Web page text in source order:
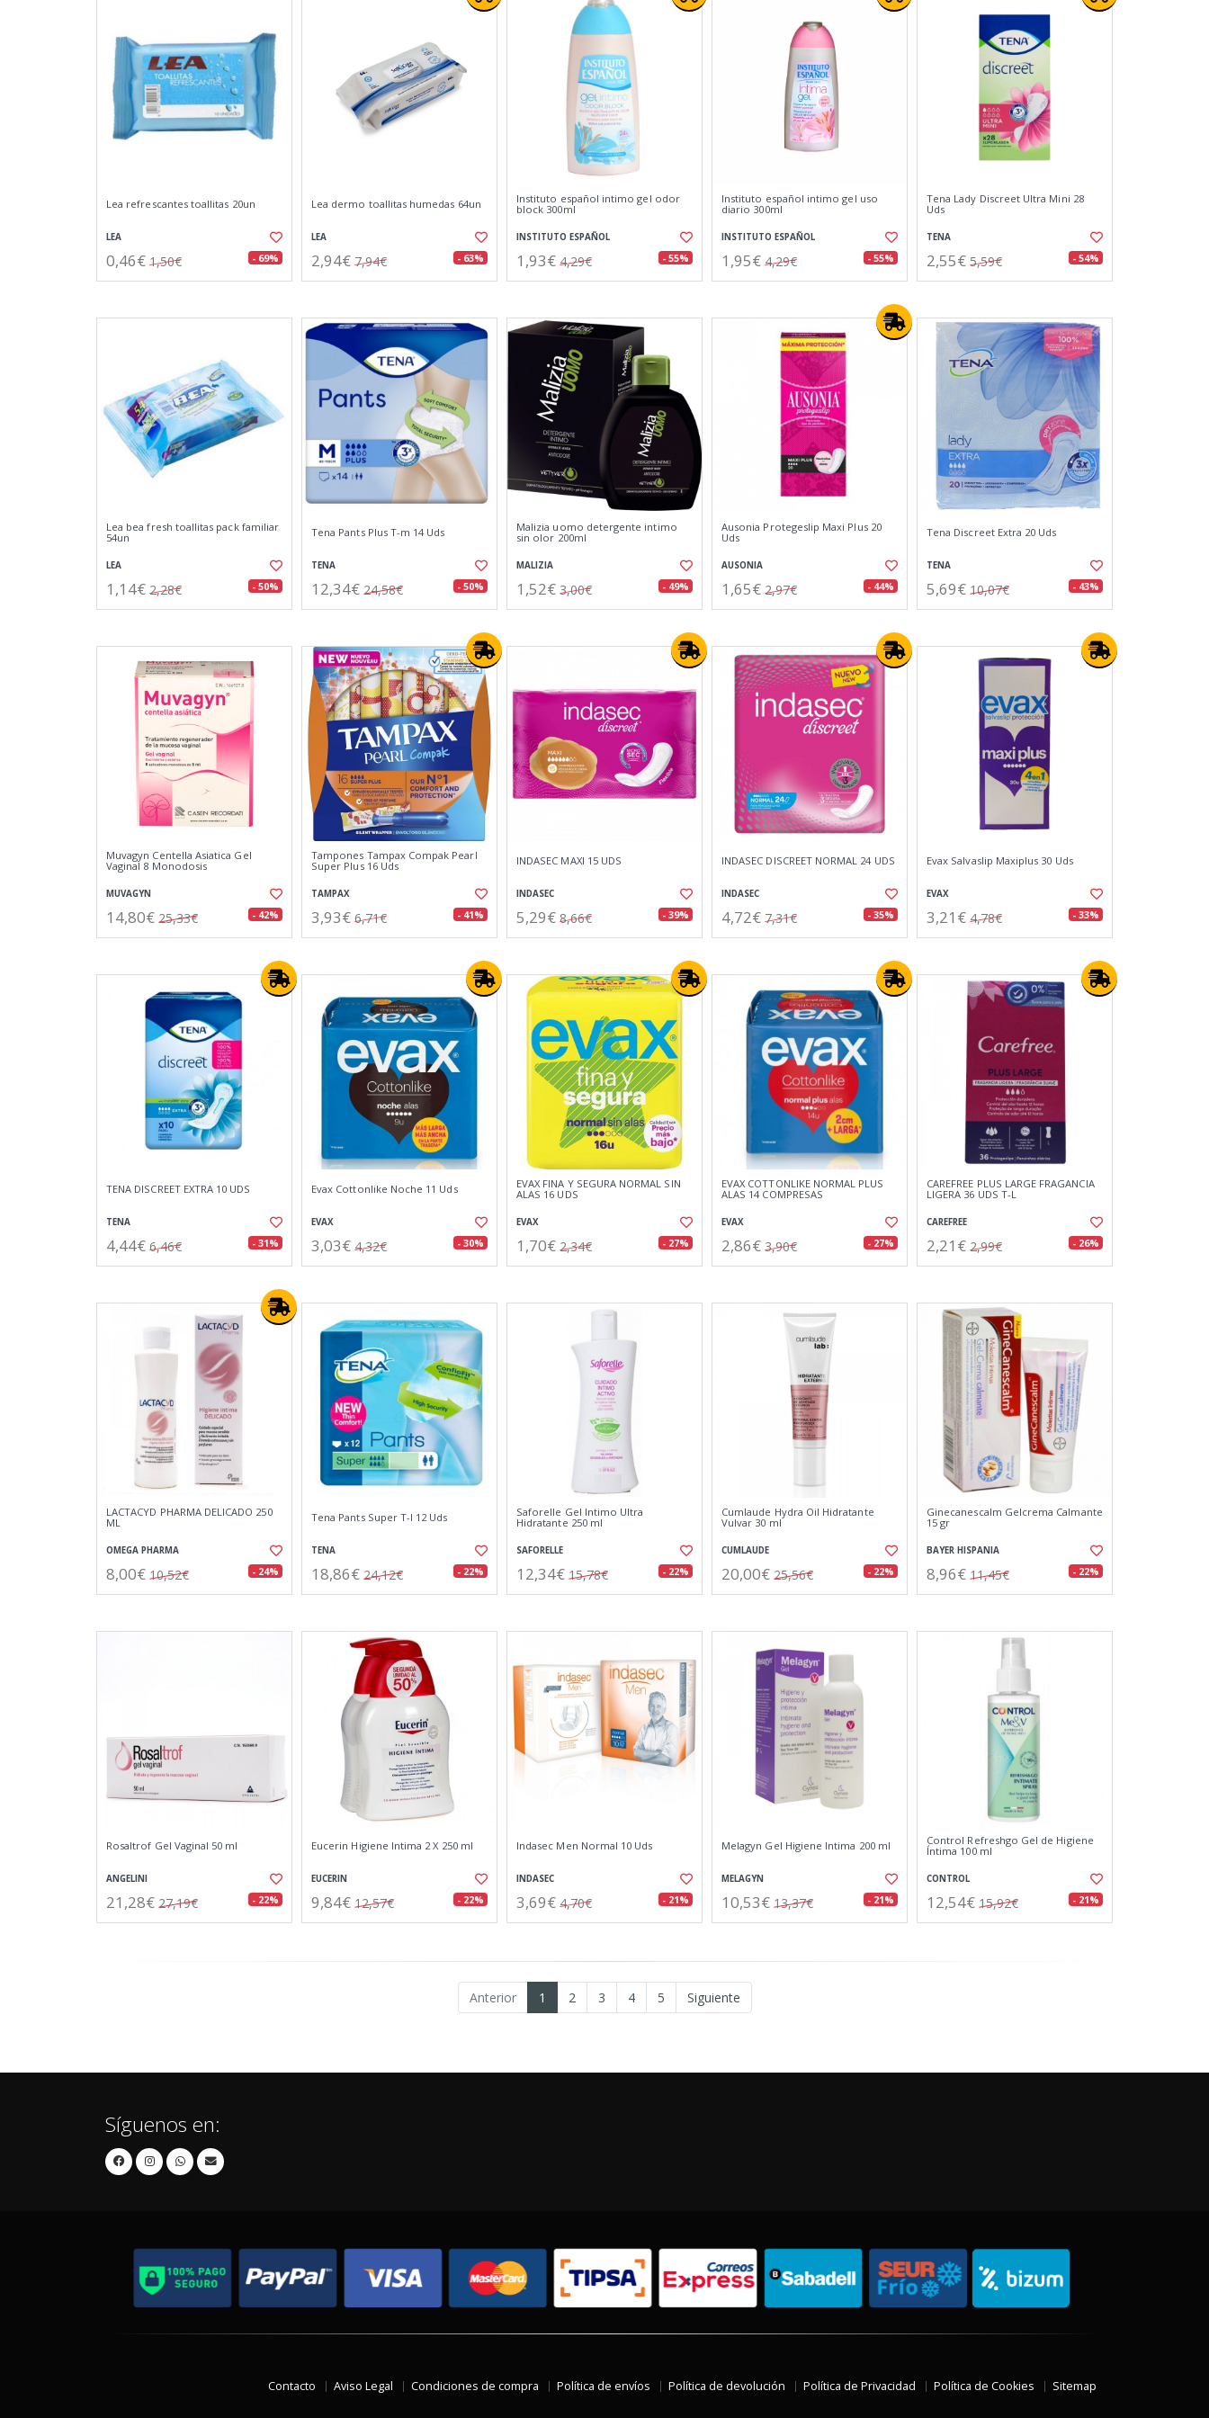
Lea refrescantes toallitas 20un
LEA
0,46€ 1,50€ - 69%
Lea dermo toallitas humedas 64un
LEA
2,94€ 7,94€ - 63%
Instituto español intimo gel odor
block 300ml
INSTITUTO ESPAÑOL
1,93€ 4,29€ - 55%
Instituto español intimo gel uso
diario 300ml
INSTITUTO ESPAÑOL
1,95€ 4,29€ - 55%
Tena Lady Discreet Ultra Mini 28
Uds
TENA
2,55€ 5,59€ - 54%
Lea bea fresh toallitas pack familiar
54un
LEA
1,14€ 2,28€ - 50%
Tena Pants Plus T-m 14 Uds
TENA
12,34€ 24,58€ - 50%
Malizia uomo detergente intimo
sin olor 200ml
MALIZIA
1,52€ 3,00€ - 49%
Ausonia Protegeslip Maxi Plus 20
Uds
AUSONIA
1,65€ 2,97€ - 44%
Tena Discreet Extra 20 Uds
TENA
5,69€ 10,07€ - 43%
Muvagyn Centella Asiatica Gel
Vaginal 8 Monodosis
MUVAGYN
14,80€ 25,33€ - 42%
Tampones Tampax Compak Pearl
Super Plus 16 Uds
TAMPAX
3,93€ 6,71€ - 41%
INDASEC MAXI 15 UDS
INDASEC
5,29€ 8,66€ - 39%
INDASEC DISCREET NORMAL 24 UDS
INDASEC
4,72€ 7,31€ - 35%
Evax Salvaslip Maxiplus 30 Uds
EVAX
3,21€ 4,78€ - 33%
TENA DISCREET EXTRA 10 UDS
TENA
4,44€ 6,46€ - 31%
Evax Cottonlike Noche 11 Uds
EVAX
3,03€ 4,32€ - 30%
EVAX FINA Y SEGURA NORMAL SIN
ALAS 16 UDS
EVAX
1,70€ 2,34€ - 27%
EVAX COTTONLIKE NORMAL PLUS
ALAS 14 COMPRESAS
EVAX
2,86€ 3,90€ - 27%
CAREFREE PLUS LARGE FRAGANCIA
LIGERA 36 UDS T-L
CAREFREE
2,21€ 2,99€ - 26%
LACTACYD PHARMA DELICADO 250
ML
OMEGA PHARMA
8,00€ 10,52€ - 24%
Tena Pants Super T-l 12 Uds
TENA
18,86€ 24,12€ - 22%
Saforelle Gel Intimo Ultra
Hidratante 250 ml
SAFORELLE
12,34€ 15,78€ - 22%
Cumlaude Hydra Oil Hidratante
Vulvar 30 ml
CUMLAUDE
20,00€ 25,56€ - 22%
Ginecanescalm Gelcrema Calmante
15 gr
BAYER HISPANIA
8,96€ 11,45€ - 22%
Rosaltrof Gel Vaginal 50 ml
ANGELINI
21,28€ 27,19€ - 22%
Eucerin Higiene Intima 2 X 250 ml
EUCERIN
9,84€ 12,57€ - 22%
Indasec Men Normal 10 Uds
INDASEC
3,69€ 4,70€ - 21%
Melagyn Gel Higiene Intima 200 ml
MELAGYN
10,53€ 13,37€ - 21%
Control Refreshgo Gel de Higiene
Íntima 100 ml
CONTROL
12,54€ 15,92€ - 21%
Anterior 1 2 3 4 5 Siguiente
Síguenos en:
Contacto Aviso Legal Condiciones de compra Política de envíos Política de devolución Política de Privacidad Política de Cookies Sitemap